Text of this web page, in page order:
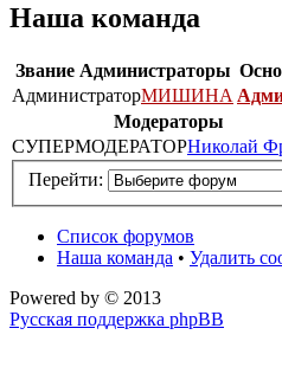
Наша команда
Звание Администраторы
АдминистраторМИШИНА
Модераторы
СУПЕРМОДЕРАТОРНиколай
Перейти:
Список форумов
Наша команда • Удалить
Powered by © 2013
Русская поддержка phpBB